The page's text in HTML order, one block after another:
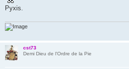
Pyxis.
cst73
Demi Dieu de l'Ordre de la Pie